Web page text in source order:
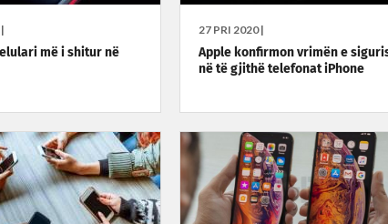
më i shitur në
27 PRI 2020 |
Apple konfirmon vrimën e
në të gjithë telefonat iPhone